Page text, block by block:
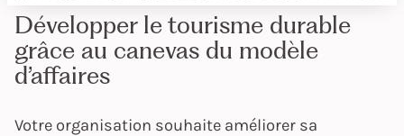
Développer le tourisme durable
grâce au canevas du modèle
d’affaires
Votre organisation souhaite améliorer sa